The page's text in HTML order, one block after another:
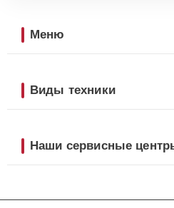
Меню
Виды техники
Наши сервисные